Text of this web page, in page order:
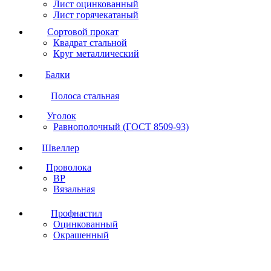
Лист оцинкованный
Лист горячекатаный
Сортовой прокат
Квадрат стальной
Круг металлический
Балки
Полоса стальная
Уголок
Равнополочный (ГОСТ 8509-93)
Швеллер
Проволока
ВР
Вязальная
Профнастил
Оцинкованный
Окрашенный